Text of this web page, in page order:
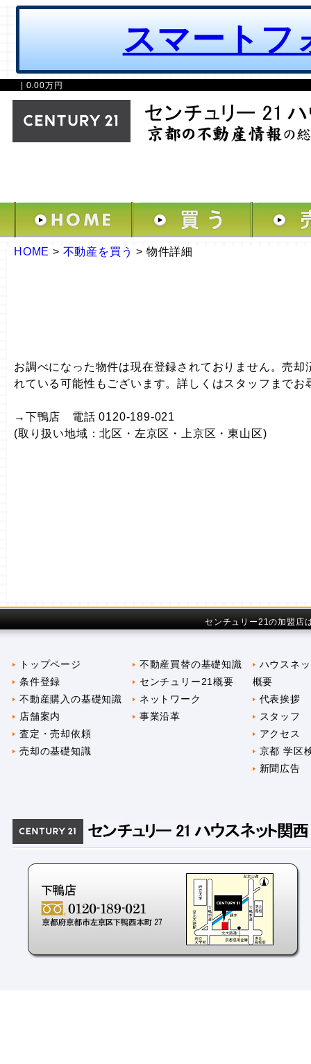
スマートフ
| 0.00万円
HOME > 不動産を買う > 物件詳細
お調べになった物件は現在登録されておりません。売
れている可能性もございます。詳しくはスタッフまでお
→下鴨店 電話 0120-189-021
(取り扱い地域：北区・左京区・上京区・東山区)
センチュリー21の加盟店
トップページ
条件登録
不動産購入の基礎知識
店舗案内
査定・売却依頼
売却の基礎知識
不動産買替の基礎知識
センチュリー21概要
ネットワーク
事業沿革
ハウスネ
概要
代表挨拶
スタッフ
アクセス
京都 学区
新聞広告